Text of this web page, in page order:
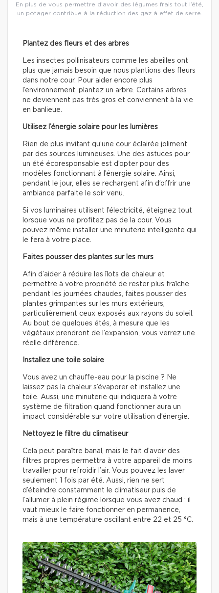
En plus de vous permettre d’avoir des légumes frais tout l’été,
un potager contribue à la réduction des gaz à effet de serre.
Plantez des fleurs et des arbres
Les insectes pollinisateurs comme les abeilles ont
plus que jamais besoin que nous plantions des fleurs
dans notre cour. Pour aider encore plus
l’environnement, plantez un arbre. Certains arbres
ne deviennent pas très gros et conviennent à la vie
en banlieue.
Utilisez l’énergie solaire pour les lumières
Rien de plus invitant qu’une cour éclairée joliment
par des sources lumineuses. Une des astuces pour
un été écoresponsable est d’opter pour des
modèles fonctionnant à l’énergie solaire. Ainsi,
pendant le jour, elles se rechargent afin d’offrir une
ambiance parfaite le soir venu.
Si vos luminaires utilisent l’électricité, éteignez tout
lorsque vous ne profitez pas de la cour. Vous
pouvez même installer une minuterie intelligente qui
le fera à votre place.
Faites pousser des plantes sur les murs
Afin d’aider à réduire les îlots de chaleur et
permettre à votre propriété de rester plus fraîche
pendant les journées chaudes, faites pousser des
plantes grimpantes sur les murs extérieurs,
particulièrement ceux exposés aux rayons du soleil.
Au bout de quelques étés, à mesure que les
végétaux prendront de l’expansion, vous verrez une
réelle différence.
Installez une toile solaire
Vous avez un chauffe-eau pour la piscine ? Ne
laissez pas la chaleur s’évaporer et installez une
toile. Aussi, une minuterie qui indiquera à votre
système de filtration quand fonctionner aura un
impact considérable sur votre utilisation d’énergie.
Nettoyez le filtre du climatiseur
Cela peut paraître banal, mais le fait d’avoir des
filtres propres permettra à votre appareil de moins
travailler pour refroidir l’air. Vous pouvez les laver
seulement 1 fois par été. Aussi, rien ne sert
d’éteindre constamment le climatiseur puis de
l’allumer à plein régime lorsque vous avez chaud : il
vaut mieux le faire fonctionner en permanence,
mais à une température oscillant entre 22 et 25 °C.